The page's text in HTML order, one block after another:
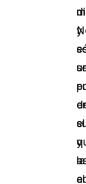
y
el
y
el
la